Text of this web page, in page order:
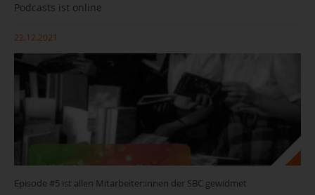
Podcasts ist online
22.12.2021
Episode #5 ist allen Mitarbeiter:innen der SBC gewidmet